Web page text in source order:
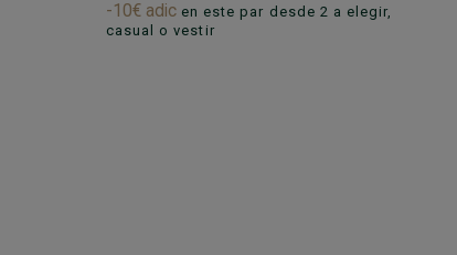
-10€ adic en este par desde 2 a elegir,
casual o vestir